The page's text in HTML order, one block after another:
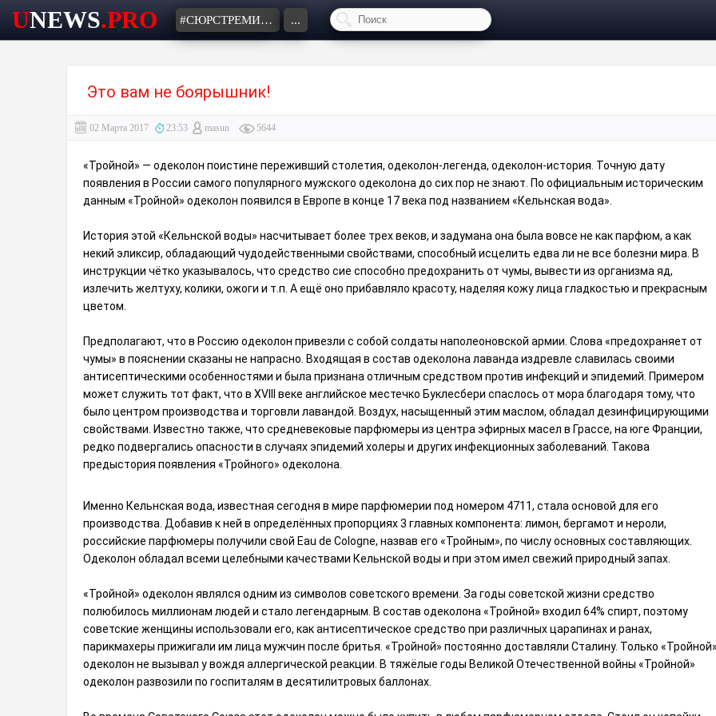
UNEWS.PRO #СЮРСТРЕМИНГ ...
Это вам не боярышник!
02 Марта 2017 23:53 masun 5644
«Тройной» — одеколон поистине переживший столетия, одеколон-легенда, одеколон-история. Точную дату
появления в России самого популярного мужского одеколона до сих пор не знают. По официальным историческим
данным «Тройной» одеколон появился в Европе в конце 17 века под названием «Кельнская вода».
История этой «Кельнской воды» насчитывает более трех веков, и задумана она была вовсе не как парфюм, а как
некий эликсир, обладающий чудодейственными свойствами, способный исцелить едва ли не все болезни мира. В
инструкции чётко указывалось, что средство сие способно предохранить от чумы, вывести из организма яд,
излечить желтуху, колики, ожоги и т.п. А ещё оно прибавляло красоту, наделяя кожу лица гладкостью и прекрасным
цветом.
Предполагают, что в Россию одеколон привезли с собой солдаты наполеоновской армии. Слова «предохраняет от
чумы» в пояснении сказаны не напрасно. Входящая в состав одеколона лаванда издревле славилась своими
антисептическими особенностями и была признана отличным средством против инфекций и эпидемий. Примером
может служить тот факт, что в XVIII веке английское местечко Буклесбери спаслось от мора благодаря тому, что
было центром производства и торговли лавандой. Воздух, насыщенный этим маслом, обладал дезинфицирующими
свойствами. Известно также, что средневековые парфюмеры из центра эфирных масел в Грассе, на юге Франции,
редко подвергались опасности в случаях эпидемий холеры и других инфекционных заболеваний. Такова
предыстория появления «Тройного» одеколона.
Именно Кельнская вода, известная сегодня в мире парфюмерии под номером 4711, стала основой для его
производства. Добавив к ней в определённых пропорциях 3 главных компонента: лимон, бергамот и нероли,
российские парфюмеры получили свой Eau de Cologne, назвав его «Тройным», по числу основных составляющих.
Одеколон обладал всеми целебными качествами Кельнской воды и при этом имел свежий природный запах.
«Тройной» одеколон являлся одним из символов советского времени. За годы советской жизни средство
полюбилось миллионам людей и стало легендарным. В состав одеколона «Тройной» входил 64% спирт, поэтому
советские женщины использовали его, как антисептическое средство при различных царапинах и ранах,
парикмахеры прижигали им лица мужчин после бритья. «Тройной» постоянно доставляли Сталину. Только
одеколон не вызывал у вождя аллергической реакции. В тяжёлые годы Великой Отечественной войны «Тройной»
одеколон развозили по госпиталям в десятилитровых баллонах.